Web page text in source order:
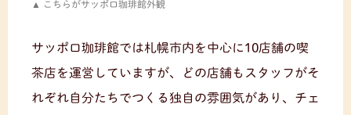
こちらがサッポロ珈琲館外観
サッポロ珈琲館では札幌市内を中心に10店舗の喫
茶店を運営していますが、どの店舗もスタッフがそ
れぞれ自分たちでつくる独自の雰囲気があり、チェ